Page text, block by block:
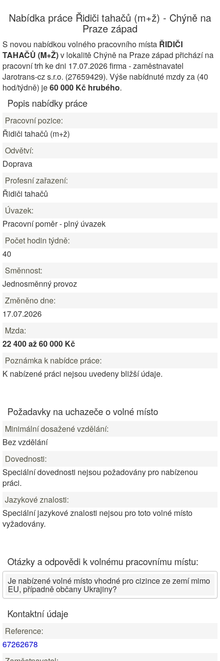
Nabídka práce Řidiči tahačů (m+ž) - Chýně na
Praze západ
S novou nabídkou volného pracovního místa ŘIDIČI
TAHAČŮ (M+Ž)v lokalitě Chýně na Praze západ přichází na
pracovní trh ke dni 17.07.2026 firma - zaměstnavatel
Jarotrans-cz s.r.o. (27659429). Výše nabídnuté mzdy za (40
hod/týdně) je60 000 Kč hrubého.
Popis nabídky práce
Pracovní pozice:
Řidiči tahačů (m+ž)
Odvětví:
Doprava
Profesní zařazení:
Řidiči tahačů
Úvazek:
Pracovní poměr - plný úvazek
Počet hodin týdně:
40
Směnnost:
Jednosměnný provoz
Změněno dne:
17.07.2026
Mzda:
22 400 až 60 000 Kč
Poznámka k nabídce práce:
K nabízené práci nejsou uvedeny bližší údaje.
Požadavky na uchazeče o volné místo
Minimální dosažené vzdělání:
Bez vzdělání
Dovednosti:
Speciální dovednosti nejsou požadovány pro nabízenou
práci.
Jazykové znalosti:
Speciální jazykové znalosti nejsou pro toto volné místo
vyžadovány.
Otázky a odpovědi k volnému pracovnímu místu:
Je nabízené volné místo vhodné pro cizince ze zemí mimo
EU, případně občany Ukrajiny?
Kontaktní údaje
Reference:
67262678